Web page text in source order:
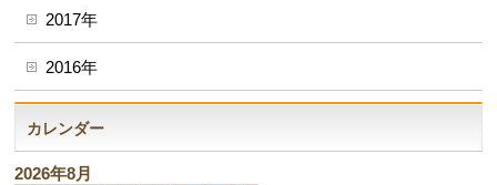
2017年
2016年
カレンダー
2026年8月